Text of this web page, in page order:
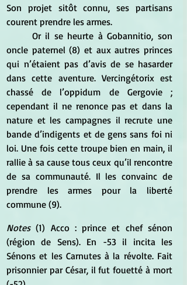
Son projet sitôt connu, ses partisans
courent prendre les armes.
oncle paternel (8) et aux autres princes
qui n’étaient pas d’avis de se hasarder
dans cette aventure. Vercingétorix est
chassé de l’oppidum de Gergovie ;
cependant il ne renonce pas et dans la
nature et les campagnes il recrute une
bande d’indigents et de gens sans foi ni
loi. Une fois cette troupe bien en main, il
rallie à sa cause tous ceux qu’il rencontre
de sa communauté. Il les convainc de
prendre les armes pour la liberté
commune (9).
Notes (1) Acco : prince et chef sénon
(région de Sens). En -53 il incita les
Sénons et les Carnutes à la révolte. Fait
prisonnier par César, il fut fouetté à mort